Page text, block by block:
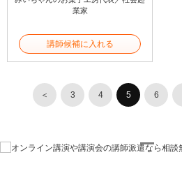
業家
講師候補に入れる
＜ 3 4 5 6